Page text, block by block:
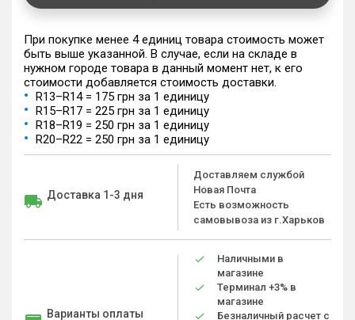
При покупке менее 4 единиц товара стоимость может
быть выше указанной. В случае, если на складе в
нужном городе товара в данный момент нет, к его
стоимости добавляется стоимость доставки.
R13–R14 = 175 грн за 1 единицу
R15–R17 = 225 грн за 1 единицу
R18–R19 = 250 грн за 1 единицу
R20–R22 = 250 грн за 1 единицу
Доставка 1-3 дня
Доставляем службой
Новая Почта
Есть возможность
самовывоза из г.Харьков
Варианты оплаты
Наличными в
магазине
Терминал +3% в
магазине
Безналичный расчет с